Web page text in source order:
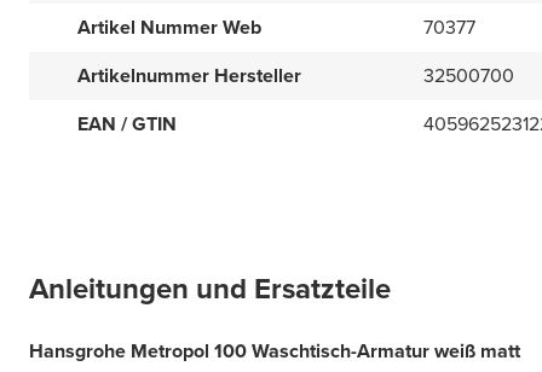
Artikel Nummer Web
70377
Artikelnummer Hersteller
32500700
EAN / GTIN
Anleitungen und Ersatzteile
Hansgrohe Metropol 100 Waschtisch-Armatur weiß matt